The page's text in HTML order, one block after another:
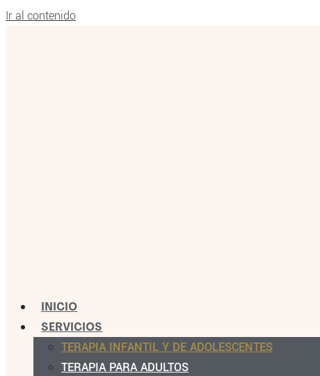
Ir al contenido
INICIO
SERVICIOS
TERAPIA INFANTIL Y DE ADOLESCENTES
TERAPIA PARA ADULTOS